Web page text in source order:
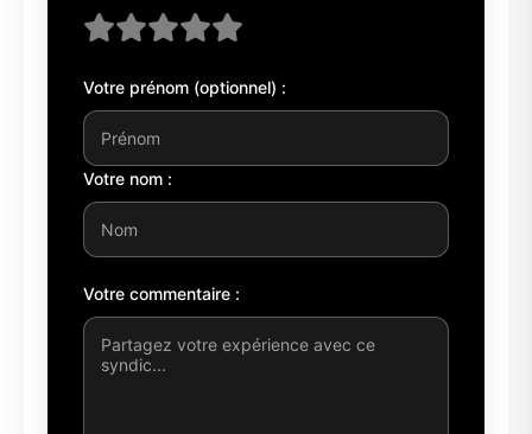
Votre prénom (optionnel) :
Votre nom :
Votre commentaire :